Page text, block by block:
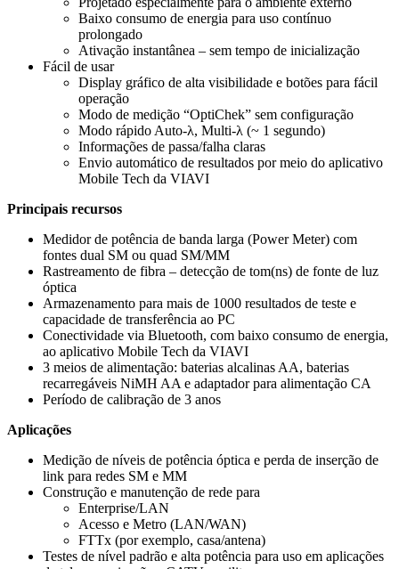
Baixo consumo de energia para uso contínuo
prolongado
Ativação instantânea – sem tempo de inicialização
Fácil de usar
Display gráfico de alta visibilidade e botões para fácil
operação
Modo de medição “OptiChek” sem configuração
Modo rápido Auto-λ, Multi-λ (~ 1 segundo)
Informações de passa/falha claras
Envio automático de resultados por meio do aplicativo
Mobile Tech da VIAVI
Principais recursos
Medidor de potência de banda larga (Power Meter) com
fontes dual SM ou quad SM/MM
Rastreamento de fibra – detecção de tom(ns) de fonte de luz
óptica
Armazenamento para mais de 1000 resultados de teste e
capacidade de transferência ao PC
Conectividade via Bluetooth, com baixo consumo de energia,
ao aplicativo Mobile Tech da VIAVI
3 meios de alimentação: baterias alcalinas AA, baterias
recarregáveis NiMH AA e adaptador para alimentação CA
Período de calibração de 3 anos
Aplicações
Medição de níveis de potência óptica e perda de inserção de
link para redes SM e MM
Construção e manutenção de rede para
Enterprise/LAN
Acesso e Metro (LAN/WAN)
FTTx (por exemplo, casa/antena)
Testes de nível padrão e alta potência para uso em aplicações